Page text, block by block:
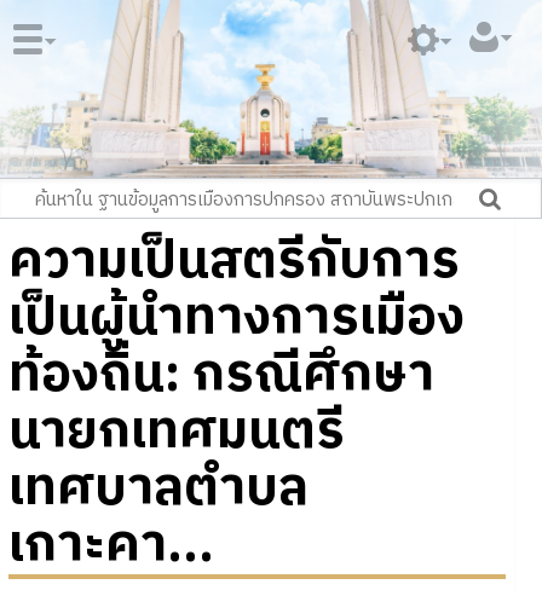
ความเป็นสตรีกับการ
เป็นผู้นำทางการเมือง
ท้องถิ่น: กรณีศึกษา
นายกเทศมนตรี
เทศบาลตำบล
เกาะคา...